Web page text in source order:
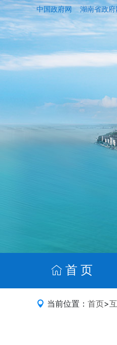
中国政府网 湖南省政
首 页
当前位置： 首页>